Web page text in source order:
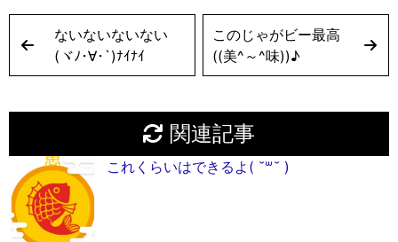
ないないないない
(ヾﾉ･∀･`)ﾅｲﾅｲ
このじゃがビー最高
((美^～^味))♪︎
関連記事
これくらいはできるよ( ˘꒳˘ )